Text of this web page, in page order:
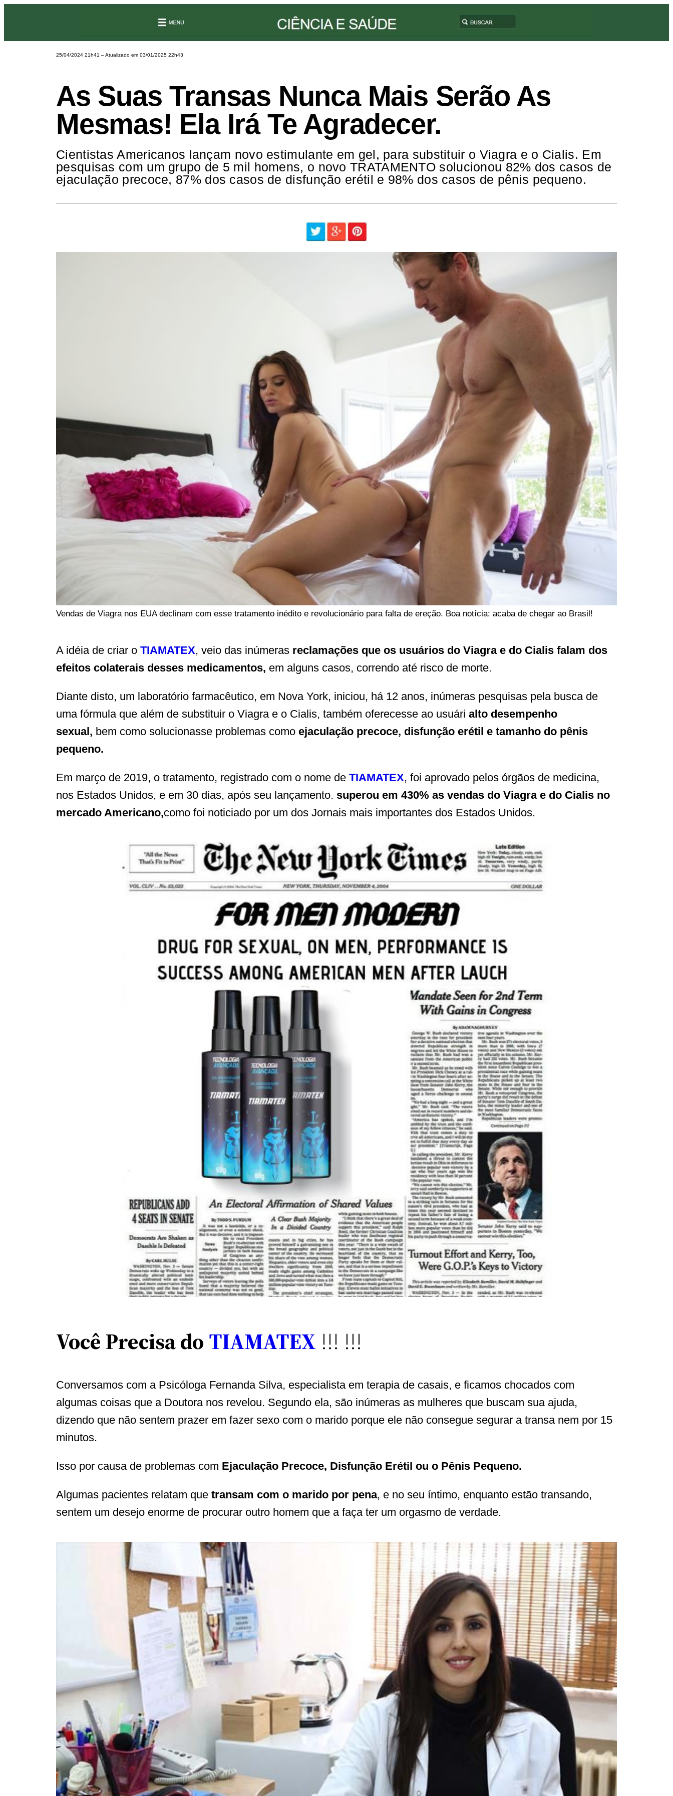
25/04/2024 21h41 – Atualizado em 03/01/2025 22h43
As Suas Transas Nunca Mais Serão As
Mesmas! Ela Irá Te Agradecer.
Cientistas Americanos lançam novo estimulante em gel, para substituir o Viagra e o Cialis. Em
pesquisas com um grupo de 5 mil homens, o novo TRATAMENTO solucionou 82% dos casos de
ejaculação precoce, 87% dos casos de disfunção erétil e 98% dos casos de pênis pequeno.
Vendas de Viagra nos EUA declinam com esse tratamento inédito e revolucionário para falta de ereção. Boa notícia: acaba de chegar ao Brasil!
A idéia de criar o TIAMATEX, veio das inúmeras reclamações que os usuários do Viagra e do Cialis falam dos
efeitos colaterais desses medicamentos, em alguns casos, correndo até risco de morte.
Diante disto, um laboratório farmacêutico, em Nova York, iniciou, há 12 anos, inúmeras pesquisas pela busca de
uma fórmula que além de substituir o Viagra e o Cialis, também oferecesse ao usuári alto desempenho
sexual, bem como solucionasse problemas como ejaculação precoce, disfunção erétil e tamanho do pênis
pequeno.
Em março de 2019, o tratamento, registrado com o nome de TIAMATEX, foi aprovado pelos órgãos de medicina,
nos Estados Unidos, e em 30 dias, após seu lançamento. superou em 430% as vendas do Viagra e do Cialis no
mercado Americano,como foi noticiado por um dos Jornais mais importantes dos Estados Unidos.
Você Precisa doTIAMATEX !!! !!!
Conversamos com a Psicóloga Fernanda Silva, especialista em terapia de casais, e ficamos chocados com
algumas coisas que a Doutora nos revelou. Segundo ela, são inúmeras as mulheres que buscam sua ajuda,
dizendo que não sentem prazer em fazer sexo com o marido porque ele não consegue segurar a transa nem por 15
minutos.
Isso por causa de problemas com Ejaculação Precoce, Disfunção Erétil ou o Pênis Pequeno.
Algumas pacientes relatam que transam com o marido por pena, e no seu íntimo, enquanto estão transando,
sentem um desejo enorme de procurar outro homem que a faça ter um orgasmo de verdade.